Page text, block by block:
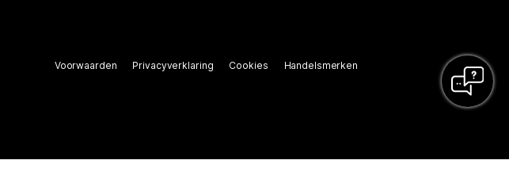
Voorwaarden Privacyverklaring Cookies Handelsmerken